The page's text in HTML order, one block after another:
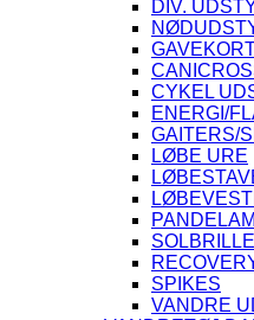
DIV.
CYKEL
ENERGI/
GAITERS/
LØBE URE
SPIKES
VANDRE